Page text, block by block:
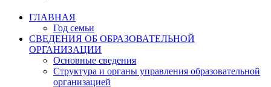
ГЛАВНАЯ
Год семьи
СВЕДЕНИЯ ОБ ОБРАЗОВАТЕЛЬНОЙ
ОРГАНИЗАЦИИ
Основные сведения
Структура и органы управления образовательной
организацией